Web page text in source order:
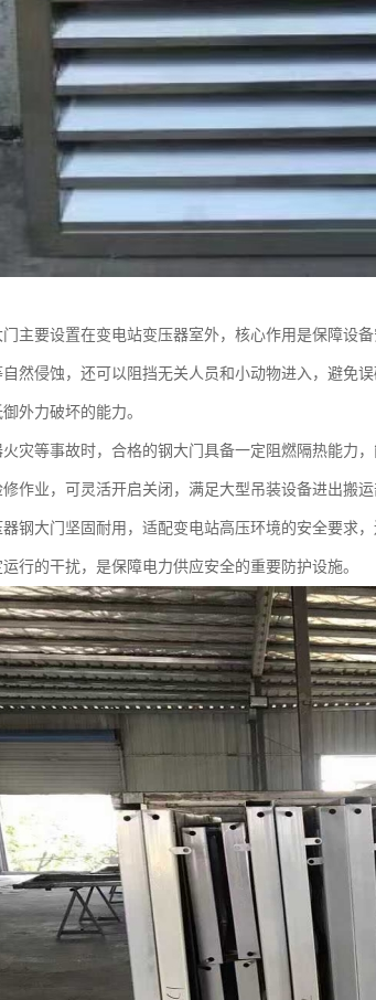
门主要设置在变电站变压器室外，核心作用是保障设
然侵蚀，还可以阻挡无关人员和小动物进入，避免
外力破坏的能力。
灾等事故时，合格的钢大门具备一定阻燃隔热能力
作业，可灵活开启关闭，满足大型吊装设备进出搬运
器钢大门坚固耐用，适配变电站高压环境的安全要求
行的干扰，是保障电力供应安全的重要防护设施。